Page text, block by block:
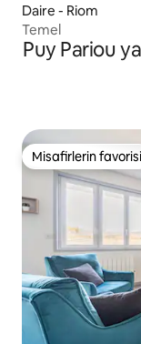
Daire - Riom
Temel
Puy Pariou
Misafirlerin favorisi
Misafirlerin favorisi